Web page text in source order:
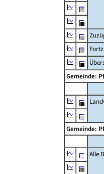
Gemeinde:
Gemeinde:
Alle